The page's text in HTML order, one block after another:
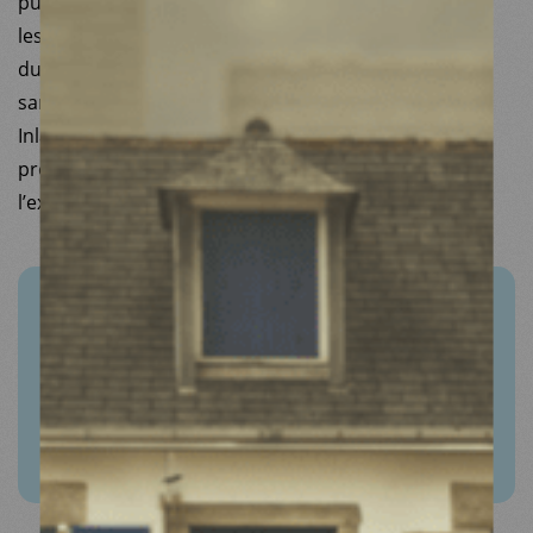
les annonces du gouvernement restent très en deçà
du défi posé à la France par cette crise humanitaire
sans précédent depuis la Seconde Guerre mondiale.
Inlassablement nous demandons un accueil et une
protection dignes pour ces populations, comme
l’exigent nos engagements internationaux.
PUBLICATION
Rapport de l'observatoire de l'accès aux
droits et aux soins en France 2015